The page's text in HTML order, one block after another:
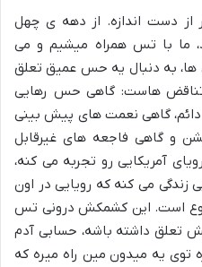
از دست اندازه. از دهه ی چهل
ما با تس همراه میشیم و می
ها، به دنبال یه حس عمیق تعلق
تناقض هاست: گاهی حس رهایی
گاهی نعمت های پیش بینی
و گاهی فاجعه های غیرقابل
آمریکایی رو تجربه می کنه،
می کنه که رویایی در اون
است. این کشمکش درونی تس
تعلق داشته باشه، حسابی آدم
توی یه میدون مین راه میره که